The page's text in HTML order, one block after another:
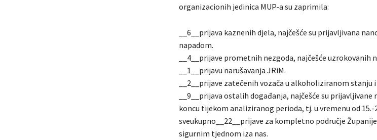
organizacionih jedinica MUP-a su zaprimila:
__6__prijava kaznenih djela, najčešće su prijavljivana
napadom.
__4__prijave prometnih nezgoda, najčešće
__1__prijavu narušavanja JRiM.
__2__prijave zatečenih vozača u alkoholiziranom
__9__prijava ostalih događanja, najčešće su
koncu tijekom analiziranog perioda, tj. u vremenu od
sveukupno__22__prijave za kompletno područje
sigurnim tjednom iza nas.